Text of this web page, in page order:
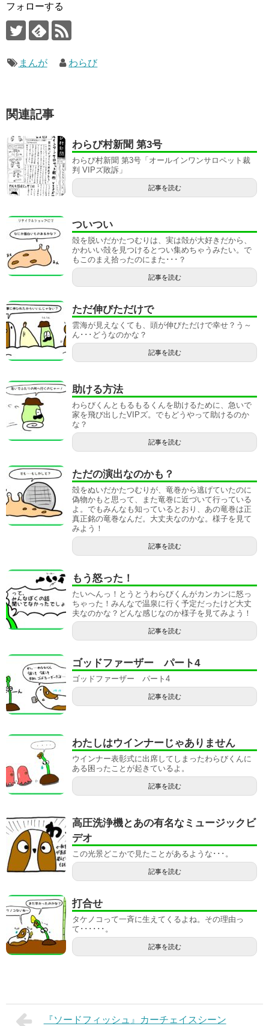
フォローする
まんが わらび
関連記事
わらび村新聞 第3号
わらび村新聞 第3号「オールインワンサロペット裁
判 VIPズ敗訴」
記事を読む
ついつい
殻を脱いだかたつむりは、実は殻が大好きだから、
かわいい殻を見つけるとつい集めちゃうみたい。で
もこのまえ拾ったのにまた･･･？
記事を読む
ただ伸びただけで
雲海が見えなくても、頭が伸びただけで幸せ？う～
ん･･･どうなのかな？
記事を読む
助ける方法
わらびくんともるもるくんを助けるために、急いで
家を飛び出したVIPズ。でもどうやって助けるのか
な？
記事を読む
ただの演出なのかも？
殻をぬいだかたつむりが、竜巻から逃げていたのに
偽物かもと思って、また竜巻に近づいて行っている
よ。でもみんなも知っているとおり、あの竜巻は正
真正銘の竜巻なんだ。大丈夫なのかな。様子を見て
みよう！
記事を読む
もう怒った！
たいへんっ！とうとうわらびくんがカンカンに怒っ
ちゃった！みんなで温泉に行く予定だったけど大丈
夫なのかな？どんな感じなのか様子を見てみよう！
記事を読む
ゴッドファーザー パート4
ゴッドファーザー パート4
記事を読む
わたしはウインナーじゃありません
ウインナー表彰式に出席してしまったわらびくんに
ある困ったことが起きているよ。
記事を読む
高圧洗浄機とあの有名なミュージックビ
デオ
この光景どこかで見たことがあるような･･･。
記事を読む
打合せ
タケノコって一斉に生えてくるよね。その理由っ
て･･････。
記事を読む
『ソードフィッシュ』カーチェイスシーン